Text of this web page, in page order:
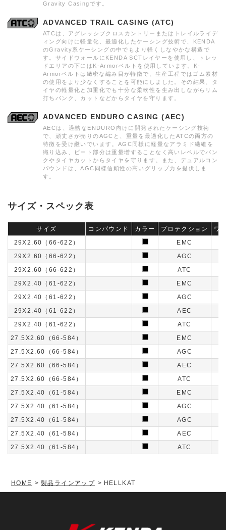
Gravity Casingです。
ADVANCED TRAIL CASING (ATC)
ATCは、アグレッシブクロスカントリーまたはトレイルライデ
ィング向けに軽量化、最適化したケーシング技術で、KENDA
のGravity系ケーシングの中でもより軽くしなやかな構造で
す。サイドウォールにKENDA SCTレイヤーを使用し、トレッ
ドエリアの下にはK-Armorベルトを使用しています。K-
Armorベルトは緻密な編み目が特徴で、生産工程ではゴム素材
の使用をより少なくすることを可能にしました。その結果、タ
イヤの軽量化と加重化でも十分な柔軟性を生み出しながらリム
打ちパンク、カットなどからタイヤを守ります。
ADVANCED ENDURO CASING (AEC)
AECは、過酷なENDURO向けに開発されたケーシング技術
で、頑丈さが売りのAGCと、重量を最適化したATCの両方の
特徴を受け継いでいます。AGC同様に軽量なアラミド繊維を
織り込み、ビート部分は重量増することなく高いレベルでパン
クやタイヤカットからタイヤを守ります。また、デュアルコン
パウンドは、AGC同様信頼性の高いグリップ力を提供しま
す。
サイズ・スペック表
サイズ コンパウンド カラー プロテクション
ワ
29X2.60（66-622）
EMC
29X2.60（66-622）
AGC
29X2.60（66-622）
ATC
29X2.40（61-622）
EMC
29X2.40（61-622）
AGC
29X2.40（61-622）
AEC
29X2.40（61-622）
ATC
27.5X2.60（66-584）
EMC
27.5X2.60（66-584）
AGC
27.5X2.60（66-584）
AEC
27.5X2.60（66-584）
ATC
27.5X2.40（61-584）
EMC
27.5X2.40（61-584）
AGC
27.5X2.40（61-584）
AGC
27.5X2.40（61-584）
AEC
27.5X2.40（61-584）
ATC
HOME 製品ラインアップ HELLKAT